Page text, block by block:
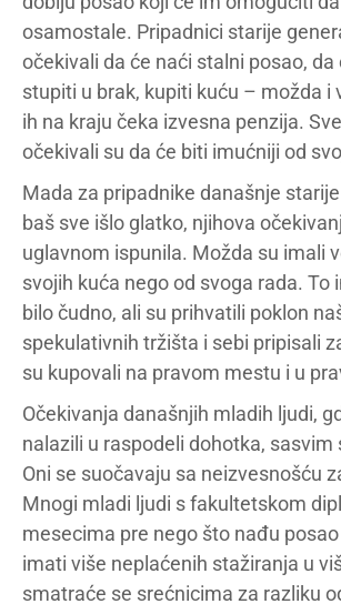
osamostale. Pripadnici starije
očekivali da će naći stalni posao, da
stupiti u brak, kupiti kuću – možda i
ih na kraju čeka izvesna penzija.
očekivali su da će biti imućniji od
Mada za pripadnike današnje
baš sve išlo glatko, njihova
uglavnom ispunila. Možda su imali
svojih kuća nego od svoga rada. To
bilo čudno, ali su prihvatili poklon
spekulativnih tržišta i sebi pripisali
su kupovali na pravom mestu i u
Očekivanja današnjih mladih ljudi,
nalazili u raspodeli dohotka, sasvim
Oni se suočavaju sa neizvesnošću
Mnogi mladi ljudi s fakultetskom
mesecima pre nego što nađu
imati više neplaćenih stažiranja u
smatraće se srećnicima za razliku